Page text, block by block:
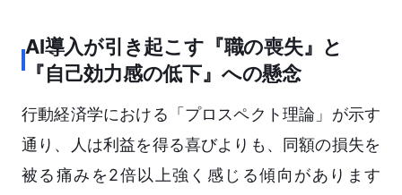
AI導入が引き起こす『職の喪失』と
『自己効力感の低下』への懸念
行動経済学における「プロスペクト理論」が示す
通り、人は利益を得る喜びよりも、同額の損失を
被る痛みを2倍以上強く感じる傾向があります